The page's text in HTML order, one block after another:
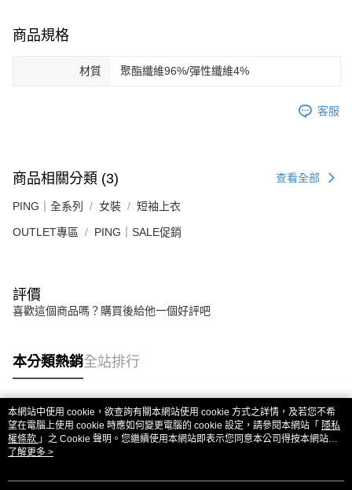
商品規格
材質 聚酯纖維96%/彈性纖維4%
客服
商品相關分類 (3) 查看全部
PING｜全系列 女裝 短袖上衣
OUTLET專區 PING｜SALE促銷
評價
喜歡這個商品嗎？購買後給他一個好評吧
本分類熱銷全站排行
熱門標籤
本網站中使用 cookie，欲查詢有關本網站使用 cookie 方式之詳情，及若您不希
望在電腦上使用 cookie 時應如何變更電腦的 cookie 設定，請參閱本網站「 隱私
權條款 」之 Cookie 聲明。您繼續使用本網站即表示您同意本公司得按本網站使
用條款之 Cookie 聲明使用 cookie。
了解更多 >